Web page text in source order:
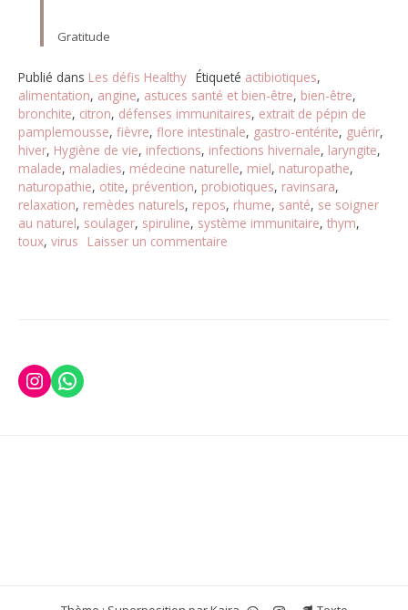
Gratitude
Publié dans Les défis Healthy Étiqueté actibiotiques,
alimentation, angine, astuces santé et bien-être, bien-être,
bronchite, citron, défenses immunitaires, extrait de pépin de
pamplemousse, fièvre, flore intestinale, gastro-entérite, guérir,
hiver, Hygiène de vie, infections, infections hivernale, laryngite,
malade, maladies, médecine naturelle, miel, naturopathe,
naturopathie, otite, prévention, probiotiques, ravinsara,
relaxation, remèdes naturels, repos, rhume, santé, se soigner
au naturel, soulager, spiruline, système immunitaire, thym,
toux, virus Laisser un commentaire
Instagram
WhatsApp